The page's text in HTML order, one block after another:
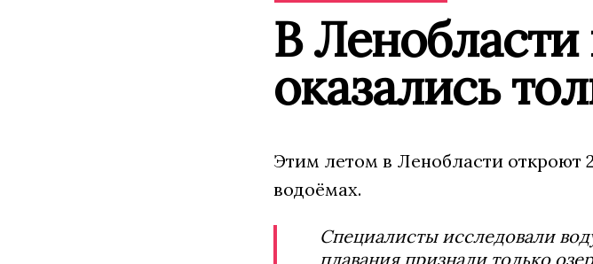
В
оказались
Этим летом в Ленобласти откроют
водоёмах.
Специалисты исследовали
плавания признали только